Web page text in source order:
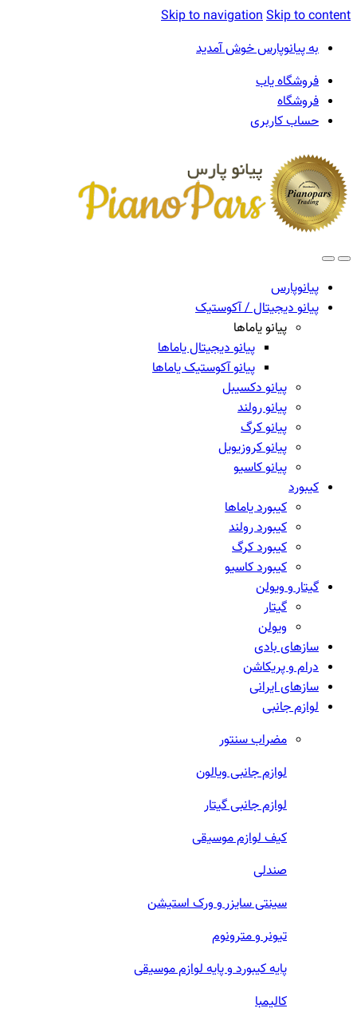
Skip to navigationSkip to content
به پیانوپارس خوش آمدید
فروشگاه یاب
فروشگاه
حساب کاربری
پیانوپارس
پیانو دیجیتال / آکوستیک
پیانو یاماها
پیانو دیجیتال یاماها
پیانو آکوستیک یاماها
پیانو دکسیبل
پیانو رولند
پیانو کرگ
پیانو کروزیویل
پیانو کاسیو
کیبورد
کیبورد یاماها
کیبورد رولند
کیبورد کرگ
کیبورد کاسیو
گیتار و ویولن
گیتار
ویولن
سازهای بادی
درام و پریکاشن
سازهای ایرانی
لوازم جانبی
مضراب سنتور
لوازم جانبی ویالون
لوازم جانبی گیتار
کیف لوازم موسیقی
صندلی
سینتی سایزر و ورک استیشن
تیونر و مترونوم
پایه کیبورد و پایه لوازم موسیقی
کالیمبا